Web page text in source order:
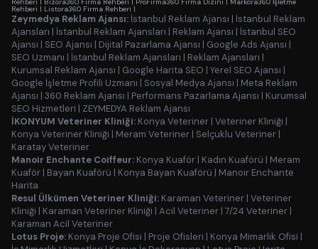
Rehberi | Bizora360 Firma Rehberi | ProFirma360 Firma Dizini | Markora360 İşletme
Rehberi | Listora360 Firma Rehberi |
Zeymedya Reklam Ajansı: İstanbul Reklam Ajansı | İstanbul Reklam
Ajansları | İstanbul Reklam Ajansları | Reklam Ajansı | İstanbul SEO
Ajansı | SEO Ajansı | Dijital Pazarlama Ajansı | Google Ads Ajansı |
SEO Uzmanı | İstanbul Reklam Ajansları | Reklam Ajansları |
Kurumsal Reklam Ajansı | Google Harita SEO | Yerel SEO Ajansı |
Google İşletme Profili Uzmanı | Sosyal Medya Ajansı | Meta Reklam
Ajansı | 360 Reklam Ajansı | Performans Pazarlama Ajansı | Kurumsal
SEO Hizmetleri | ZEYMEDYA Reklam Ajansı
İKONYUM Veteriner Kliniği: Konya Veteriner | Veteriner Kliniği |
Konya Veteriner Kliniği | Meram Veteriner | Selçuklu Veteriner |
Karatay Veteriner
Manoir Enchante Coiffeur: Konya Kuaför | Kadın Kuaförü | Meram
Kuaför | Bayan Kuaförü | Konya Bayan Kuaförü | Manoir Enchante
Harita
Resul Ülkümen Veteriner Kliniği: Karaman Veteriner | Veteriner
Kliniği | Karaman Veteriner Kliniği | Acil Veteriner | 7/24 Veteriner |
Karaman Acil Veteriner
Lotus Proje: Konya Proje Ofisi | Proje Ofisleri | Konya Mimarlık Ofisi |